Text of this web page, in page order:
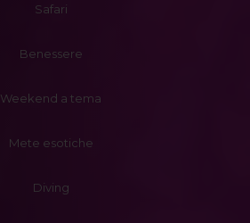
Safari
Benessere
Weekend a tema
Mete esotiche
Diving